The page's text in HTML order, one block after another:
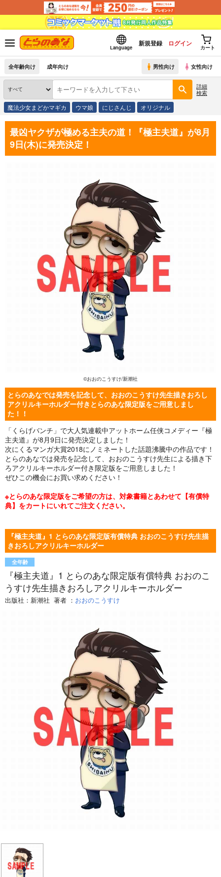
Language
新規登録 ログイン
カート
全年齢向け 成年向け 男性向け 女性向け
詳細
検索
魔法少女まどかマギカ ウマ娘 にじさんじ オリジナル
最凶ヤクザが極める主夫の道！『極主夫道』が8月
9日(木)に発売決定！
©おおのこうすけ/新潮社
とらのあなでは発売を記念して、おおのこうすけ先生描きおろし
アクリルキーホルダー付きとらのあな限定版をご用意しまし
た！！
「くらげバンチ」で大人気連載中アットホーム任侠コメディー『極
主夫道』が8月9日に発売決定しました！
次にくるマンガ大賞2018にノミネートした話題沸騰中の作品です！
とらのあなでは発売を記念して、おおのこうすけ先生による描き下
ろアクリルキーホルダー付き限定版をご用意しました！
ぜひこの機会にお買い求めください！
※とらのあな限定版をご希望の方は、対象書籍とあわせて【有償特
典】をカートにいれてご注文ください。
『極主夫道』1 とらのあな限定版有償特典 おおのこうすけ先生描
きおろしアクリルキーホルダー
全年齢
『極主夫道』1 とらのあな限定版有償特典 おおのこ
うすけ先生描きおろしアクリルキーホルダー
出版社： 新潮社 著者 ： おおのこうすけ